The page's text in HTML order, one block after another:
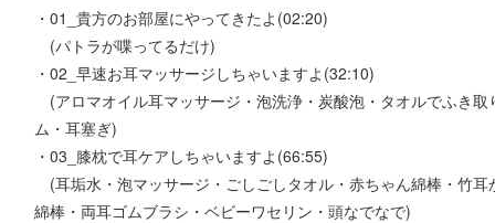
・01_貴方のお部屋にやってきたよ(02:20)
(パトラが喋ってるだけ)
・02_早速お耳マッサージしちゃいますよ(32:10)
(アロマオイル耳マッサージ・泡洗浄・炭酸泡・タオルでふき
ム・耳塞ぎ)
・03_膝枕で耳ケアしちゃいますよ(66:55)
(耳垢水・泡マッサージ・ごしごしタオル・赤ちゃん綿棒・竹
綿棒・両耳ゴムブラシ・ベビーワセリン・頭なでなで)